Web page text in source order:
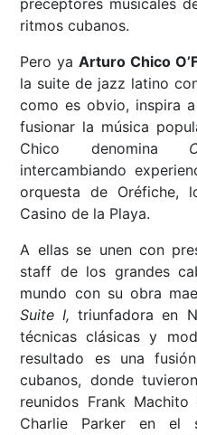
preceptores musicales
ritmos cubanos.
Pero yaArturo Chico
la suite de jazz latino
como es obvio, inspira
fusionar la música
Chico denomina
intercambiando
orquesta de Oréfiche,
Casino de la Playa.
A ellas se unen con
staff de los grandes
mundo con su obra
Suite I,triunfadora en
técnicas clásicas y
resultado es una
cubanos, donde
reunidos Frank
Charlie Parker en el